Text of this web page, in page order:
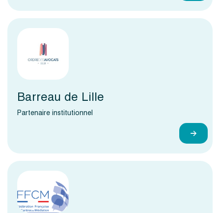
Barreau de Lille
Partenaire institutionnel